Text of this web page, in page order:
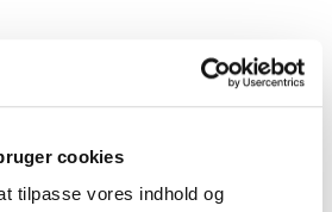
cookies
tilpasse vores indhold og
ved opbevaring.